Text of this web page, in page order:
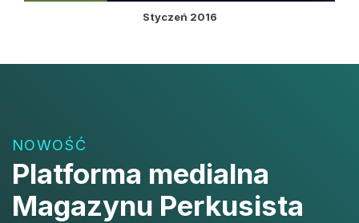
Styczeń 2016
NOWOŚĆ
Platforma medialna
Magazynu Perkusista